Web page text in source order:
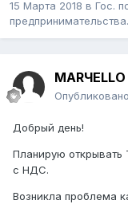
15 Марта 2018 в Гос.
MARЧELLO
Опубликовано
Добрый день!
Планирую
с НДС.
Возникла проблема